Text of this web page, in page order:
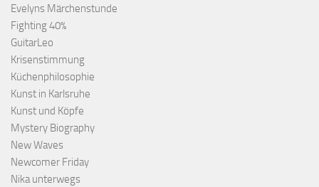
Evelyns Märchenstunde
Fighting 40%
GuitarLeo
Krisenstimmung
Küchenphilosophie
Kunst in Karlsruhe
Kunst und Köpfe
Mystery Biography
New Waves
Newcomer Friday
Nika unterwegs